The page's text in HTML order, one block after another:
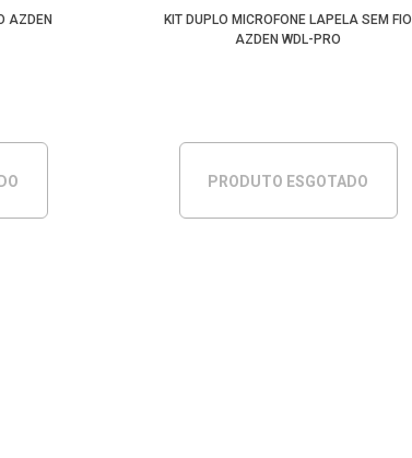
AZDEN
KIT DUPLO MICROFONE LAPELA SEM FIO
AZDEN WDL-PRO
PRODUTO ESGOTADO